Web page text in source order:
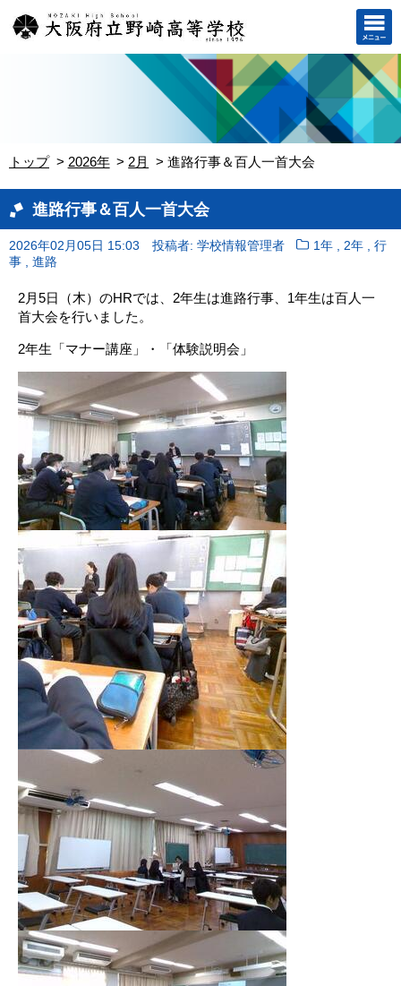
トップ 2026年 2月 進路行事＆百人一首大会
進路行事＆百人一首大会
2026年02月05日 15:03 投稿者: 学校情報管理者 1年 2年 ,行
事
進路
2月5日（木）のHRでは、2年生は進路行事、1年生は百人一
首大会を行いました。
2年生「マナー講座」・「体験説明会」